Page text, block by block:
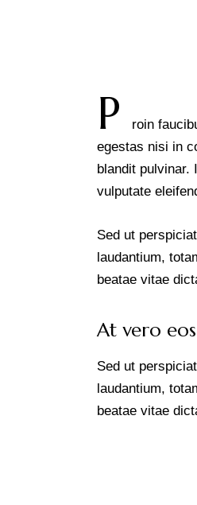
P
roin
egestas nisi in
blandit pulvinar.
vulputate
Sed ut
laudantium,
beatae vitae
At vero
Sed ut
laudantium,
beatae vitae